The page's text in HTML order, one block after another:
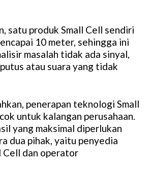
satu produk Small Cell sendiri
10 meter, sehingga ini
masalah tidak ada sinyal,
atau suara yang tidak
penerapan teknologi Small
untuk kalangan perusahaan.
yang maksimal diperlukan
dua pihak, yaitu penyedia
Cell dan operator